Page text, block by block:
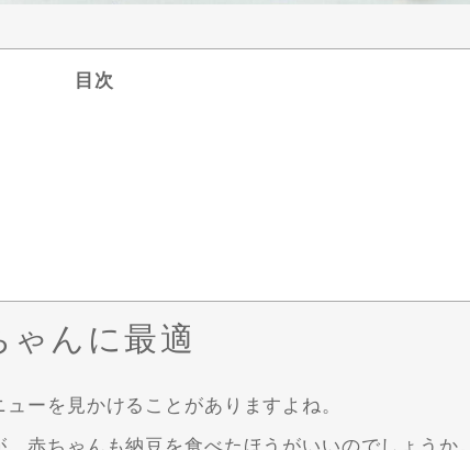
目次
ゃんに最適
ーを見かけることがありますよね。